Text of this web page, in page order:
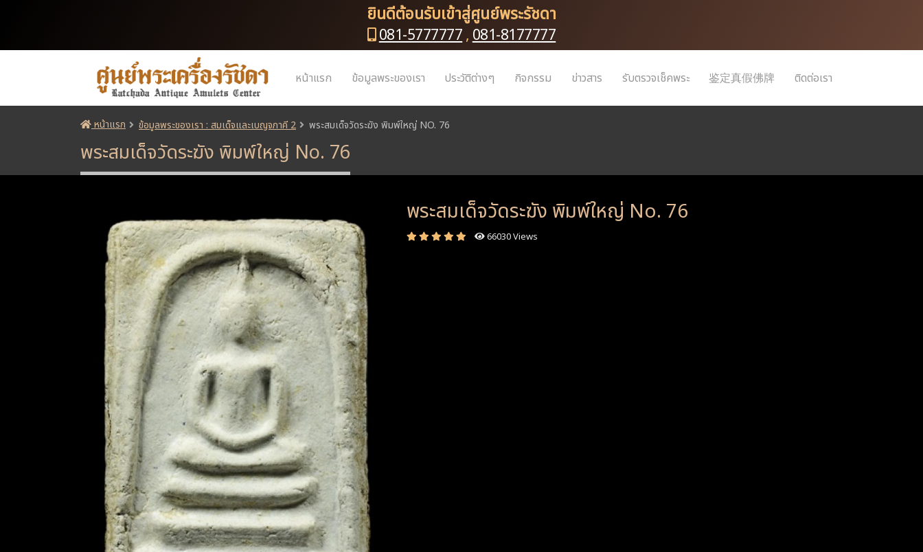
ยินดีต้อนรับเข้าสู่ศูนย์พระรัชดา
081-5777777, 081-8177777
หน้าแรก ข้อมูลพระของเรา ประวัติต่างๆ กิจกรรม ข่าวสาร รับตรวจเช็คพระ 鉴定真假佛牌 ติดต่อเรา
หน้าแรก ข้อมูลพระของเรา : สมเด็จและเบญจภาคี 2 พระสมเด็จวัดระฆัง พิมพ์ใหญ่ NO. 76
พระสมเด็จวัดระฆัง พิมพ์ใหญ่ No. 76
พระสมเด็จวัดระฆัง พิมพ์ใหญ่ No. 76
66030 Views